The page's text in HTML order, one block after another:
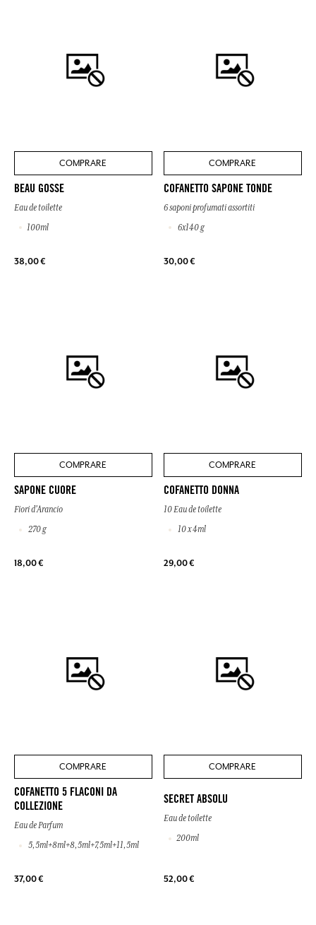
COMPRARE
BEAU GOSSE
Eau de toilette
100ml
38,00 €
COMPRARE
COFANETTO SAPONE TONDE
6 saponi profumati assortiti
6x140 g
30,00 €
COMPRARE
SAPONE CUORE
Fiori d'Arancio
270 g
18,00 €
COMPRARE
COFANETTO DONNA
10 Eau de toilette
10 x 4ml
29,00 €
COMPRARE
COFANETTO 5 FLACONI DA
COLLEZIONE
Eau de Parfum
5,5ml+8ml+8,5ml+7,5ml+11,5ml
37,00 €
COMPRARE
SECRET ABSOLU
Eau de toilette
200ml
52,00 €